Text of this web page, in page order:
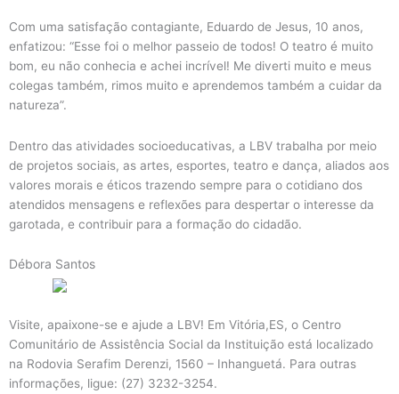
Com uma satisfação contagiante, Eduardo de Jesus, 10 anos,
enfatizou: “Esse foi o melhor passeio de todos! O teatro é muito
bom, eu não conhecia e achei incrível! Me diverti muito e meus
colegas também, rimos muito e aprendemos também a cuidar da
natureza”.
Dentro das atividades socioeducativas, a LBV trabalha por meio
de projetos sociais, as artes, esportes, teatro e dança, aliados aos
valores morais e éticos trazendo sempre para o cotidiano dos
atendidos mensagens e reflexões para despertar o interesse da
garotada, e contribuir para a formação do cidadão.
Débora Santos
Visite, apaixone-se e ajude a LBV! Em Vitória,ES, o Centro
Comunitário de Assistência Social da Instituição está localizado
na Rodovia Serafim Derenzi, 1560 – Inhanguetá. Para outras
informações, ligue: (27) 3232-3254.